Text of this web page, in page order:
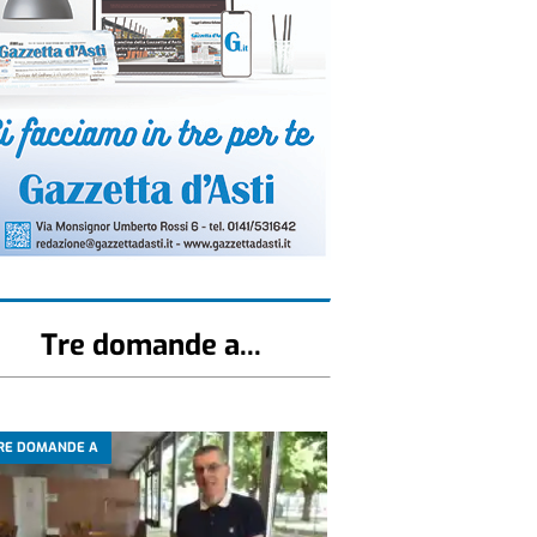
Tre domande a...
DOMANDE A